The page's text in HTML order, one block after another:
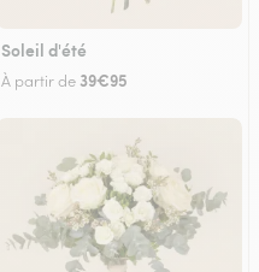
Soleil d'été
À partir de 39€95